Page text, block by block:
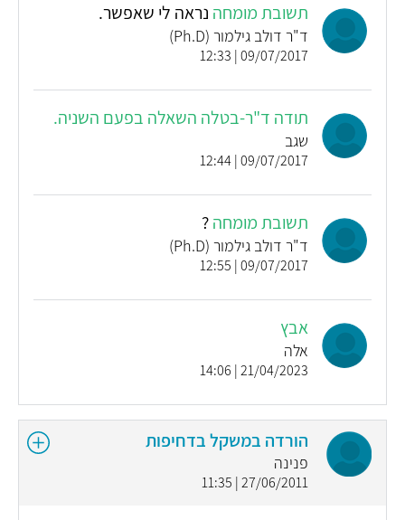
תשובת מומחה נראה לי שאפשר.
ד"ר דולב גילמור (Ph.D)
09/07/2017 | 12:33
תודה ד"ר-בטלה השאלה בפעם השניה.
שגב
09/07/2017 | 12:44
תשובת מומחה?
ד"ר דולב גילמור (Ph.D)
09/07/2017 | 12:55
אבץ
אלה
21/04/2023 | 14:06
הורדה במשקל בדחיפות
פנינה
27/06/2011 | 11:35